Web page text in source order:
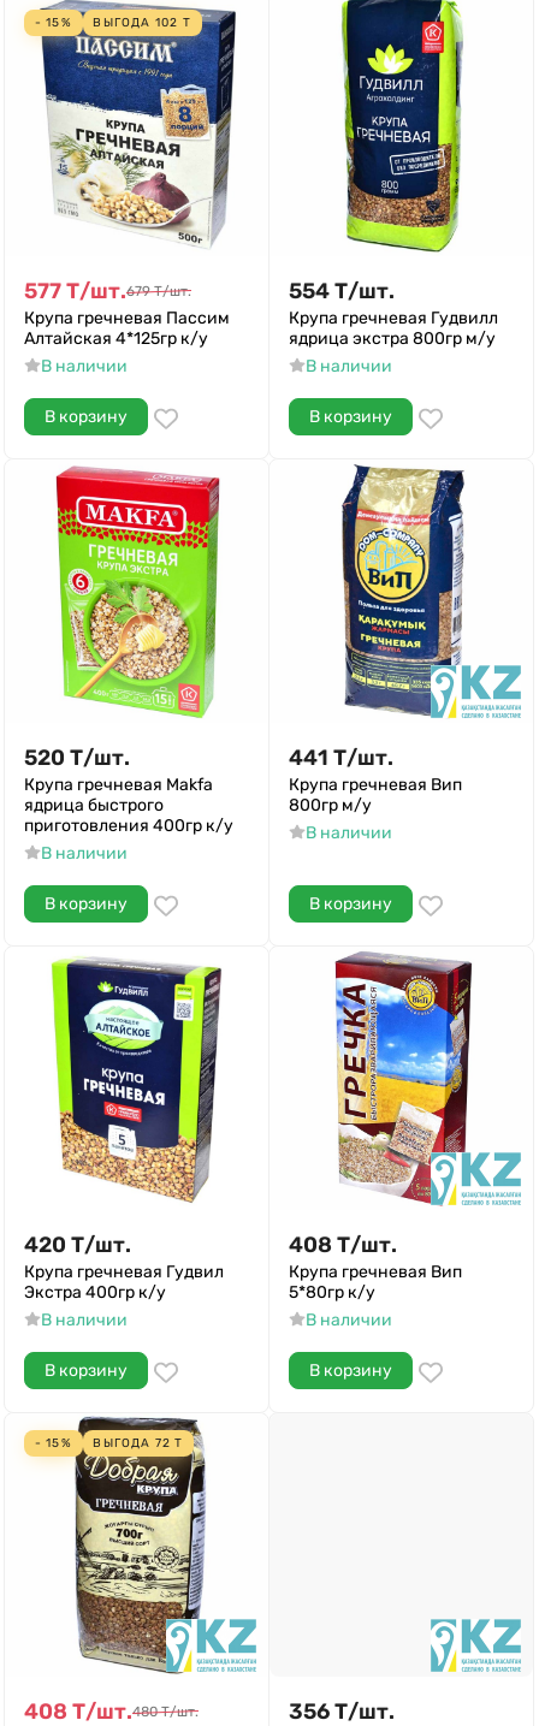
- 15% ВЫГОДА 102 Т
577Т/шт.679 Т/шт.
Крупа гречневая Пассим
Алтайская 4*125гр к/у
В наличии
В корзину
554Т/шт.
Крупа гречневая Гудвилл
ядрица экстра 800гр м/у
В наличии
В корзину
520 Т/шт.
Крупа гречневая Makfa
ядрица быстрого
приготовления 400гр к/у
В наличии
В корзину
441 Т/шт.
Крупа гречневая Вип
800гр м/у
В наличии
В корзину
420 Т/шт.
Крупа гречневая Гудвил
Экстра 400гр к/у
В наличии
В корзину
408 Т/шт.
Крупа гречневая Вип
5*80гр к/у
В наличии
В корзину
- 15% ВЫГОДА 72 Т
408 Т/шт.480 Т/шт. 356Т/шт.